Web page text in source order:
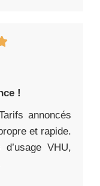
!
annoncés
et rapide.
VHU,